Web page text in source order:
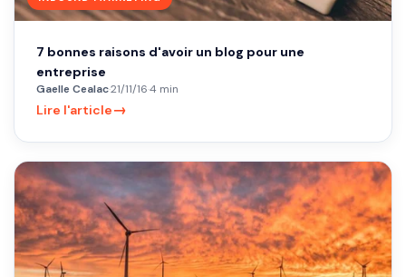
7 bonnes raisons d'avoir un blog pour une
entreprise
Gaelle Cealac·21/11/16·4 min
Lire l'article→